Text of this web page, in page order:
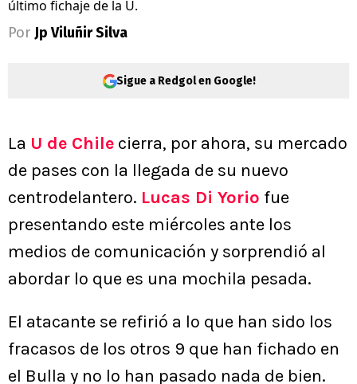
último fichaje de la U.
Por Jp Viluñir Silva
Sigue a Redgol en Google!
La U de Chile cierra, por ahora, su mercado
de pases con la llegada de su nuevo
centrodelantero. Lucas Di Yorio fue
presentando este miércoles ante los
medios de comunicación y sorprendió al
abordar lo que es una mochila pesada.
El atacante se refirió a lo que han sido los
fracasos de los otros 9 que han fichado en
el Bulla y no lo han pasado nada de bien.